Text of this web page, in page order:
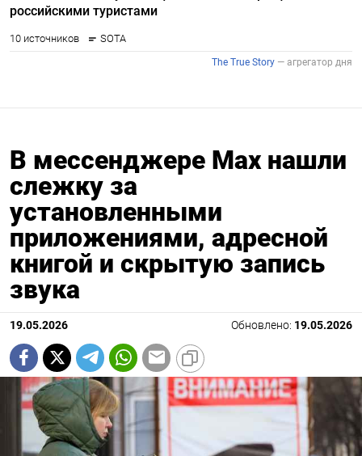
В мессенджере Max нашли
слежку за
установленными
приложениями, адресной
книгой и скрытую запись
звука
19.05.2026 Обновлено: 19.05.2026